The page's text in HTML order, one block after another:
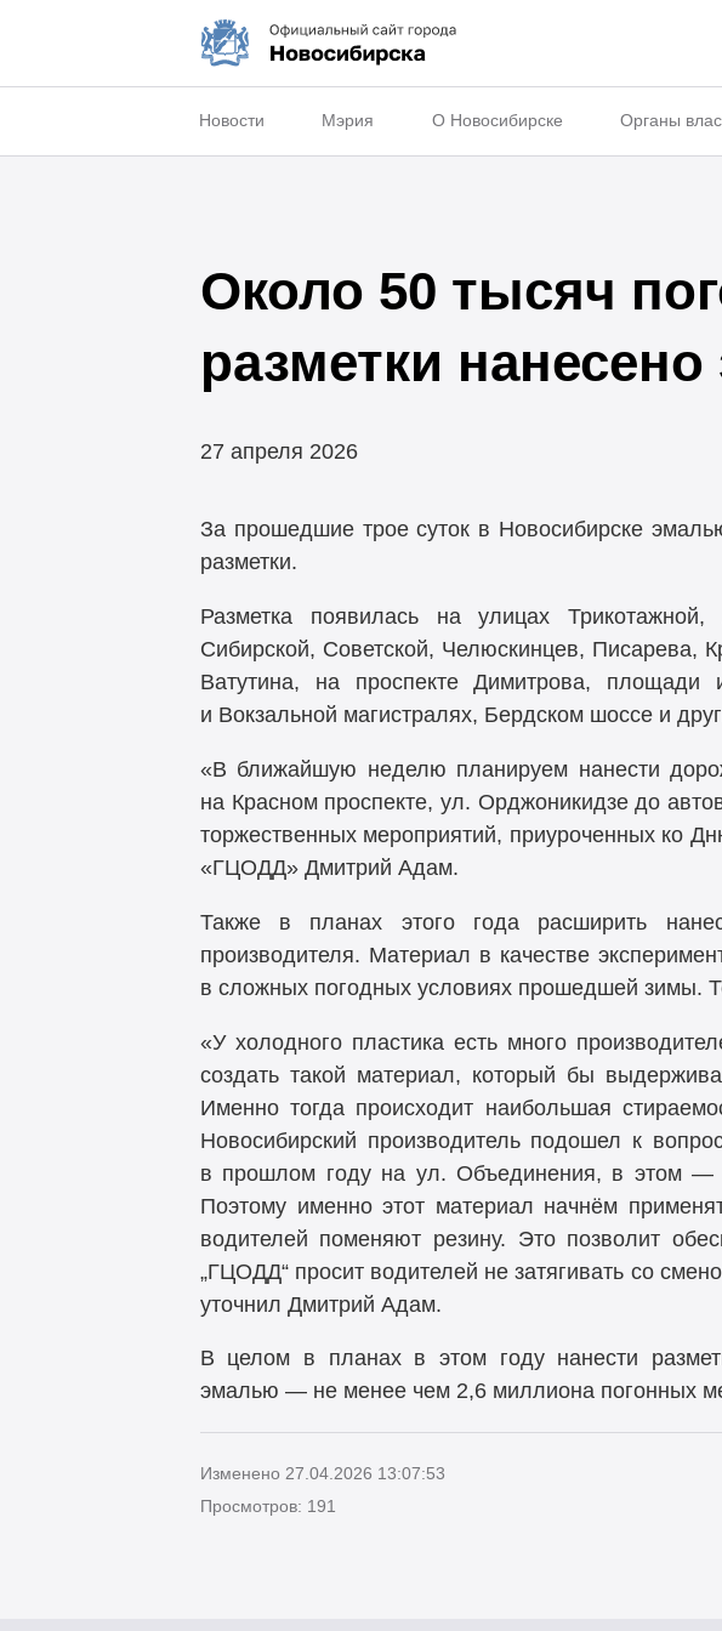
Новости Мэрия О Новосибирске Органы
Около 50 тысяч
разметки нанесено
27 апреля 2026
За прошедшие трое суток в Новосибирске
разметки.
Разметка появилась на улицах
Сибирской, Советской, Челюскинцев, Писарева,
Ватутина, на проспекте Димитрова, площади
и Вокзальной магистралях, Бердском шоссе и
«В ближайшую неделю планируем нанести
на Красном проспекте, ул. Орджоникидзе до
торжественных мероприятий, приуроченных ко
«ГЦОДД» Дмитрий Адам.
Также в планах этого года расширить
производителя. Материал в качестве
в сложных погодных условиях прошедшей зимы.
«У холодного пластика есть много
создать такой материал, который бы
Именно тогда происходит наибольшая
Новосибирский производитель подошел к
в прошлом году на ул. Объединения, в этом —
Поэтому именно этот материал начнём
водителей поменяют резину. Это позволит
„ГЦОДД“ просит водителей не затягивать со
уточнил Дмитрий Адам.
В целом в планах в этом году нанести
эмалью — не менее чем 2,6 миллиона погонных
Изменено 27.04.2026 13:07:53
Просмотров: 191